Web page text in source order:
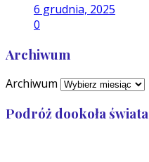
6 grudnia, 2025
0
Archiwum
Archiwum
Podróż dookoła świata